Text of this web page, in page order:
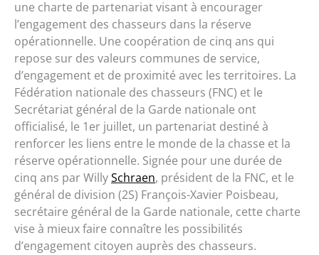
une charte de partenariat visant à encourager
l’engagement des chasseurs dans la réserve
opérationnelle. Une coopération de cinq ans qui
repose sur des valeurs communes de service,
d’engagement et de proximité avec les territoires. La
Fédération nationale des chasseurs (FNC) et le
Secrétariat général de la Garde nationale ont
officialisé, le 1er juillet, un partenariat destiné à
renforcer les liens entre le monde de la chasse et la
réserve opérationnelle. Signée pour une durée de
cinq ans par WillySchraen, président de la FNC, et le
général de division (2S) François-Xavier Poisbeau,
secrétaire général de la Garde nationale, cette charte
vise à mieux faire connaître les possibilités
d’engagement citoyen auprès des chasseurs.